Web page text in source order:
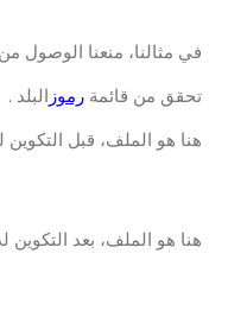
منعنا الوصول من
من قائمةرموزالبلد .
هو الملف، قبل التكوين لدينا.
هو الملف، بعد التكوين لدينا.